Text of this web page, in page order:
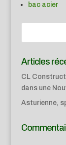
bac acier
Articles
CL
dans une
Asturienne,